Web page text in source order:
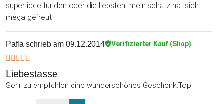
super idee für den oder die liebsten...mein schatz hat sich
mega gefreut
Pafla schrieb am 09.12.2014 Verifizierter Kauf (Shop)
Liebestasse
Sehr zu empfehlen eine wunderschönes Geschenk.Top